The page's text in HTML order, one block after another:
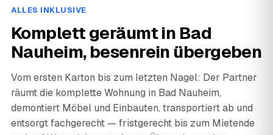
ALLES INKLUSIVE
Komplett geräumt in Bad
Nauheim, besenrein übergeben
Vom ersten Karton bis zum letzten Nagel: Der Partner
räumt die komplette Wohnung in Bad Nauheim,
demontiert Möbel und Einbauten, transportiert ab und
entsorgt fachgerecht — fristgerecht bis zum Mietende